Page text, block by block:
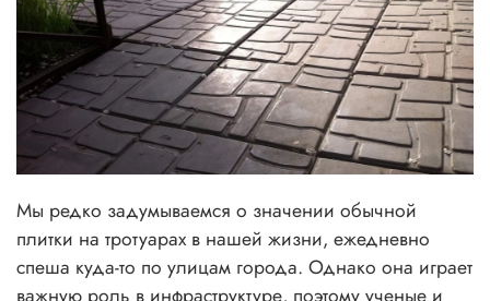
Мы редко задумываемся о значении обычной
плитки на тротуарах в нашей жизни, ежедневно
спеша куда-то по улицам города. Однако она играет